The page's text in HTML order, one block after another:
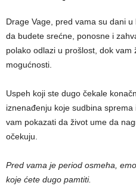
Drage Vage, pred vama su dani
da budete srećne, ponosne i
polako odlazi u prošlost, dok vam
mogućnosti.
Uspeh koji ste dugo čekale
iznenađenju koje sudbina
vam pokazati da život ume da
očekuju.
Pred vama je period osmeha,
koje ćete dugo pamtiti.